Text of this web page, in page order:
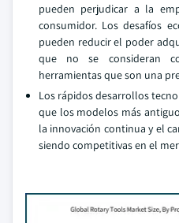
pueden perjudicar a la
consumidor. Los desafíos
pueden reducir el poder
que no se consideran
herramientas que son una
Los rápidos desarrollos
que los modelos más
la innovación continua y el
siendo competitivas en el